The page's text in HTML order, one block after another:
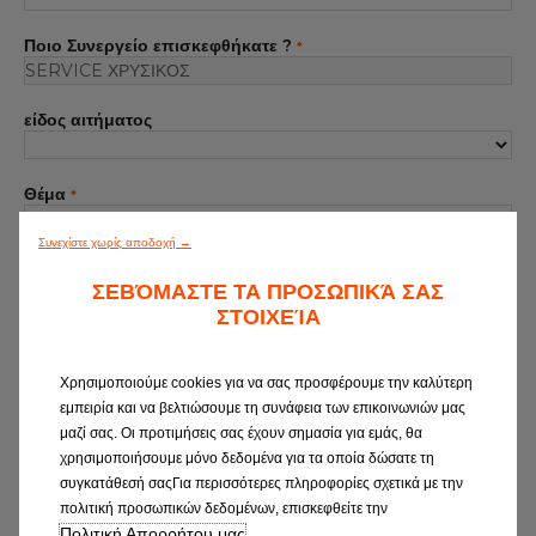
Όλα τα συνεργεία
Στο Δίκτυο Συνεργείων EUROREPAR Car
Service, θέλουμε να σας προσφέρουμε μια φιλική,
και προσωπικού επιπέδου εμπειρία εξυπηρέτησης.
Ποιο Συνεργείο επισκεφθήκατε ? *
είδος αιτήματος
Θέμα *
Συνεχίστε χωρίς αποδοχή →
ΣΕΒΌΜΑΣΤΕ ΤΑ ΠΡΟΣΩΠΙΚΆ ΣΑΣ
ΣΤΟΙΧΕΊΑ
Χρησιμοποιούμε cookies για να σας προσφέρουμε την καλύτερη
εμπειρία και να βελτιώσουμε τη συνάφεια των επικοινωνιών μας
μαζί σας. Οι προτιμήσεις σας έχουν σημασία για εμάς, θα
χρησιμοποιήσουμε μόνο δεδομένα για τα οποία δώσατε τη
συγκατάθεσή σαςΓια περισσότερες πληροφορίες σχετικά με την
πολιτική προσωπικών δεδομένων, επισκεφθείτε την